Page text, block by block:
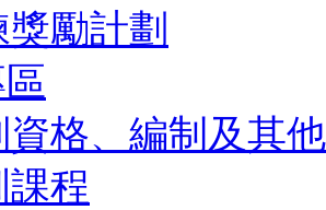
勵計劃
資格、編制及其
課程